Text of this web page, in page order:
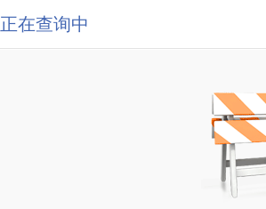
正在查询中